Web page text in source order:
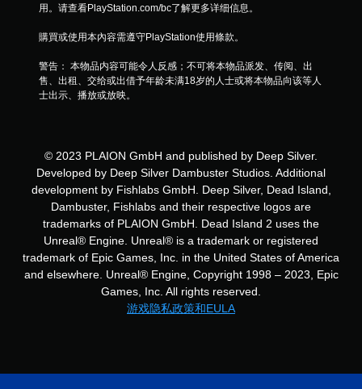
用。请查看PlayStation.com/bc了解更多详细信息。
購買或使用本內容需遵守PlayStation使用條款。
警告： 本物品内容可能令人反感；不可将本物品派发、传阅、出
售、出租、交给或出借予年龄未满18岁的人士或将本物品向该等人
士出示、播放或放映。
© 2023 PLAION GmbH and published by Deep Silver.
Developed by Deep Silver Dambuster Studios. Additional
development by Fishlabs GmbH. Deep Silver, Dead Island,
Dambuster, Fishlabs and their respective logos are
trademarks of PLAION GmbH. Dead Island 2 uses the
Unreal® Engine. Unreal® is a trademark or registered
trademark of Epic Games, Inc. in the United States of America
and elsewhere. Unreal® Engine, Copyright 1998 – 2023, Epic
Games, Inc. All rights reserved.
游戏隐私政策和EULA